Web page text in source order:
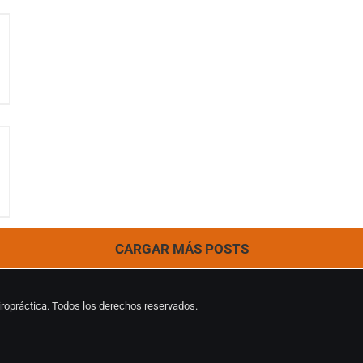
CARGAR MÁS POSTS
Todos los derechos reservados.